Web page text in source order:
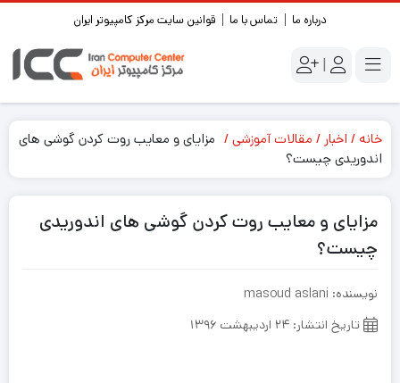
درباره ما تماس با ما قوانین سایت مرکز کامپیوتر ایران
|
خانه اخبار مقالات آموزشی
مزایای و معایب روت کردن گوشی های
اندوریدی چیست؟
مزایای و معایب روت کردن گوشی های اندوریدی
چیست؟
نویسنده: masoud aslani
تاریخ انتشار: ۲۴ اردیبهشت ۱۳۹۶